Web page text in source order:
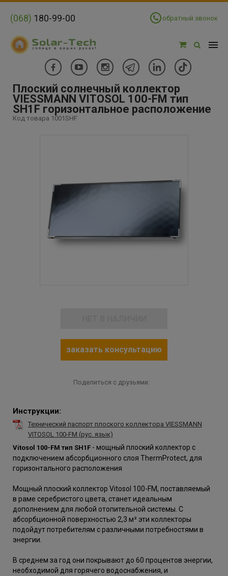
(068) 180-99-00 обратный звонок
Плоский солнечный коллектор
VIESSMANN VITOSOL 100-FM тип
SH1F горизонтальное расположение
Код товара 1001SHF
заказать консультацию
Поделиться с друзьями:
Инструкции:
Технический паспорт плоского коллектора VIESSMANN
VITOSOL 100-FM (рус. язык)
Vitosol 100-FM тип SH1F - мощный плоский коллектор с
подключением абсорбционного слоя ThermProtect, для
горизонтального расположения
Мощный плоский коллектор Vitosol 100-FM, поставляемый
в раме серебристого цвета, станет идеальным
дополнением для любой отопительной системы. С
абсорбционной поверхностью 2,3 м² эти коллекторы
подойдут потребителям с различными потребностями в
энергии.
В среднем за год они покрывают до 60 процентов энергии,
необходимой для горячего водоснабжения, и